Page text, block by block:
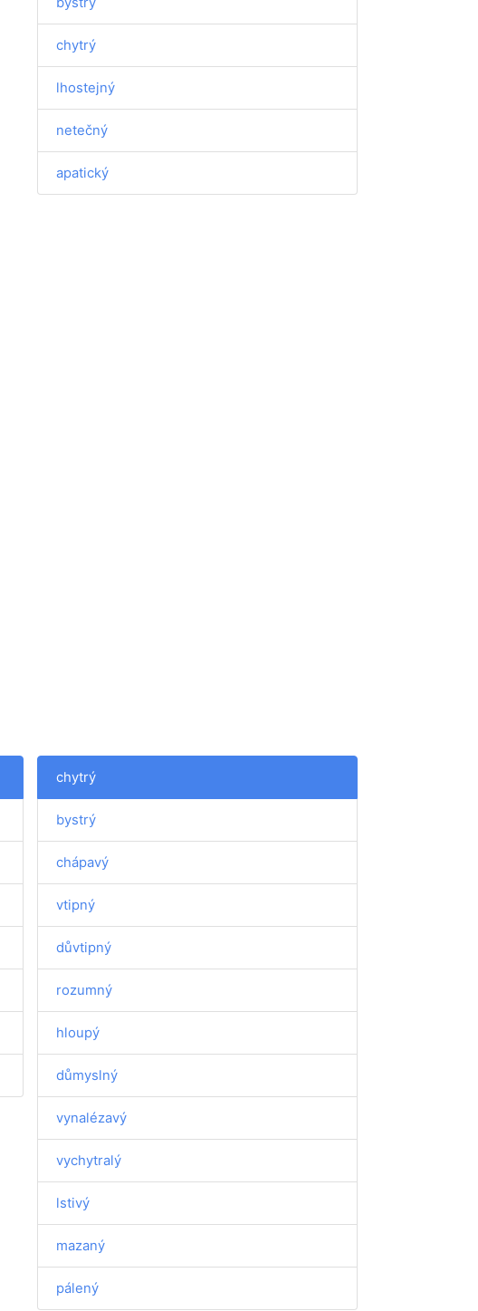
chytrý
lhostejný
netečný
apatický
chytrý
bystrý
chápavý
vtipný
důvtipný
rozumný
hloupý
důmyslný
vynalézavý
vychytralý
lstivý
mazaný
pálený